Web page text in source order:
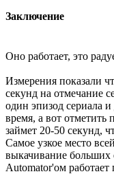
Заключение
Оно работает, это
Измерения показали
секунд на отмечание
один эпизод сериала
время, а вот отметить
займет 20-50 секунд,
Самое узкое место
выкачивание больших
Automator'ом работает